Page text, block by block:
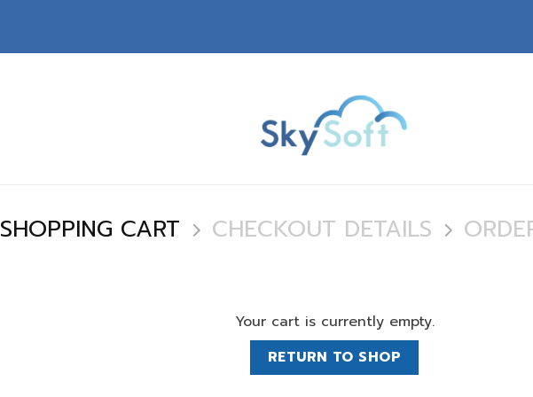
SHOPPING CART CHECKOUT DETAILS
Your cart is currently empty.
RETURN TO SHOP